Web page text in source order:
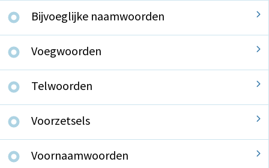
Bijvoeglijke naamwoorden
Voegwoorden
Telwoorden
Voorzetsels
Voornaamwoorden